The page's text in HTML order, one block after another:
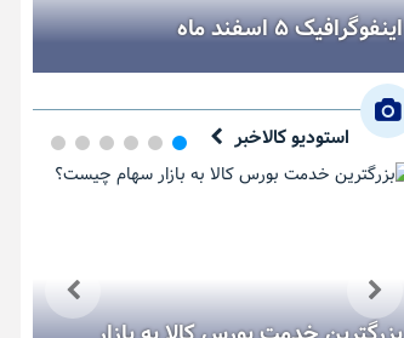
اینفوگرافیک ۵ اسفند ماه
استودیو کالاخبر